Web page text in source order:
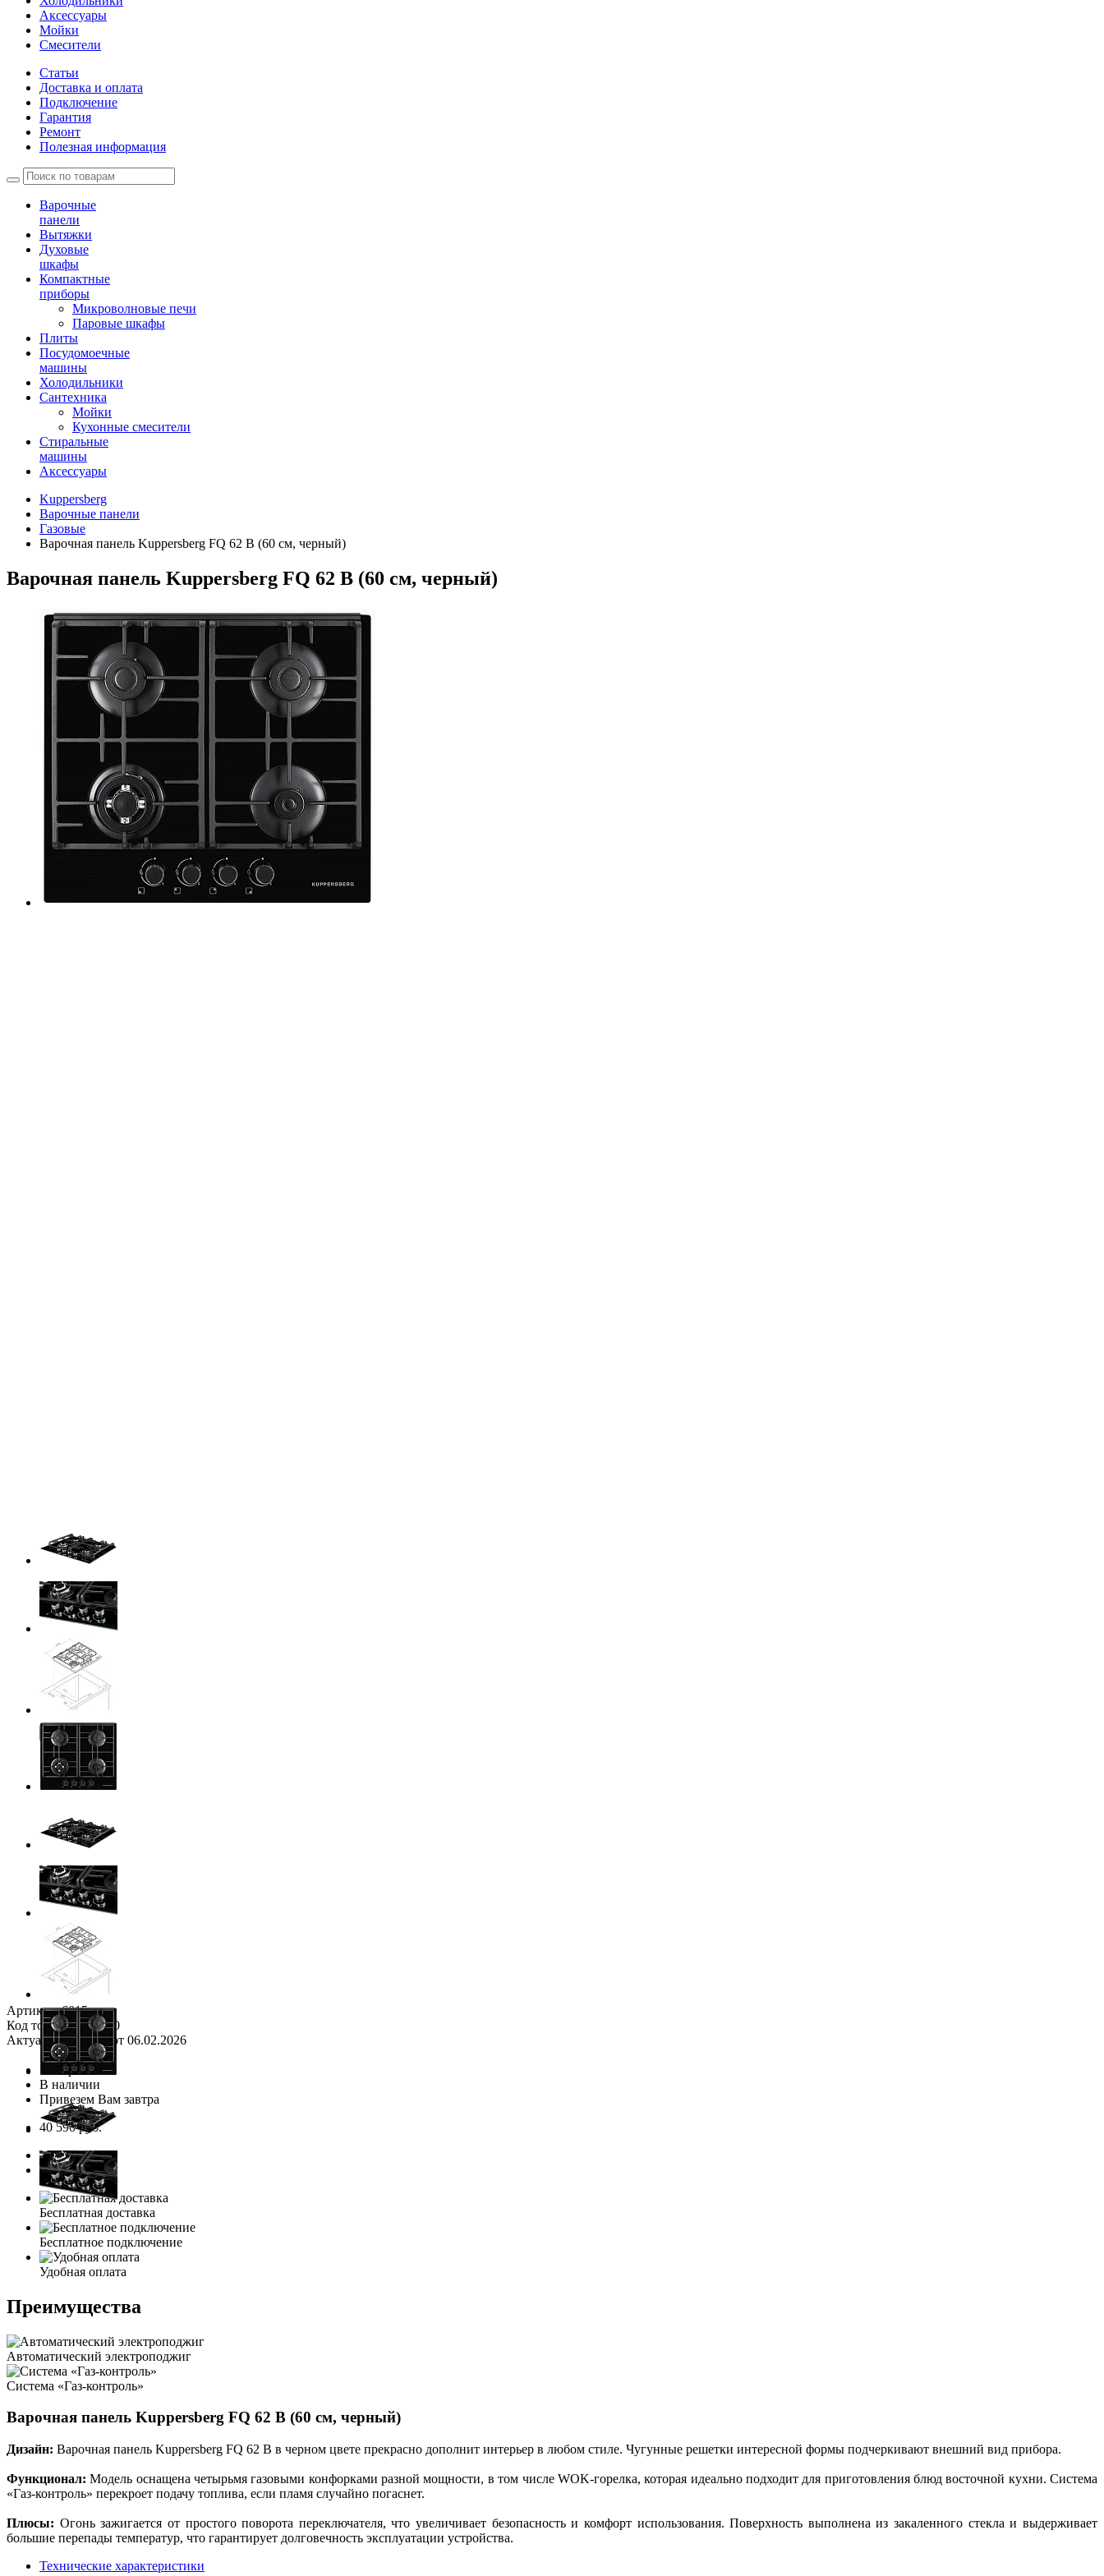
Аксессуары
Мойки
Cмесители
Статьи
Доставка и оплата
Подключение
Гарантия
Ремонт
Полезная информация
Варочные
панели
Вытяжки
Духовые
шкафы
Компактные
приборы
Микроволновые печи
Паровые шкафы
Плиты
Посудомоечные
машины
Холодильники
Сантехника
Мойки
Кухонные смесители
Стиральные
машины
Аксессуары
Kuppersberg
Варочные панели
Газовые
Варочная панель Kuppersberg FQ 62 B (60 см, черный)
Варочная панель Kuppersberg FQ 62 B (60 см, черный)
Previous
Next
Артикул: 6015
Код товара: 1123790
Актуальные цены от 06.02.2026
Сравнить
В наличии
Привезем Вам завтра
40 590 руб.
Бесплатная доставка
Бесплатное подключение
Удобная оплата
Преимущества
Автоматический электроподжиг
Система «Газ-контроль»
Варочная панель Kuppersberg FQ 62 B (60 см, черный)
Дизайн: Варочная панель Kuppersberg FQ 62 B в черном цвете прекрасно дополнит интерьер в любом стиле. Чугунные решетки интересной формы подчеркивают внешний вид прибора.
Функционал: Модель оснащена четырьмя газовыми конфорками разной мощности, в том числе WOK-горелка, которая идеально подходит для приготовления блюд восточной кухни. Система
«Газ-контроль» перекроет подачу топлива, если пламя случайно погаснет.
Плюсы: Огонь зажигается от простого поворота переключателя, что увеличивает безопасность и комфорт использования. Поверхность выполнена из закаленного стекла и выдерживает
большие перепады температур, что гарантирует долговечность эксплуатации устройства.
Технические характеристики